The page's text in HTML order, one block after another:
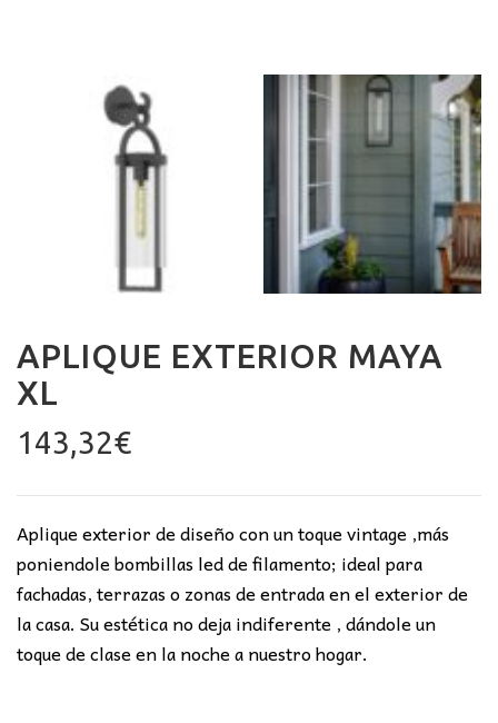
APLIQUE EXTERIOR MAYA
XL
143,32€
Aplique exterior de diseño con un toque vintage ,más
poniendole bombillas led de filamento; ideal para
fachadas, terrazas o zonas de entrada en el exterior de
la casa. Su estética no deja indiferente , dándole un
toque de clase en la noche a nuestro hogar.